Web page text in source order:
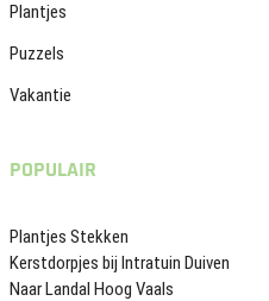
Plantjes
Puzzels
Vakantie
POPULAIR
Plantjes Stekken
Kerstdorpjes bij Intratuin Duiven
Naar Landal Hoog Vaals